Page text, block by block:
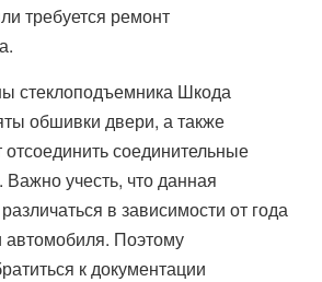
требуется ремонт
стеклоподъемника Шкода
обшивки двери, а также
соединительные
Важно учесть, что данная
в зависимости от года
автомобиля. Поэтому
к документации